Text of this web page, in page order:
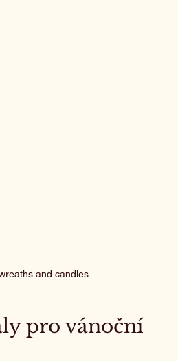
and candles
pro vánoční